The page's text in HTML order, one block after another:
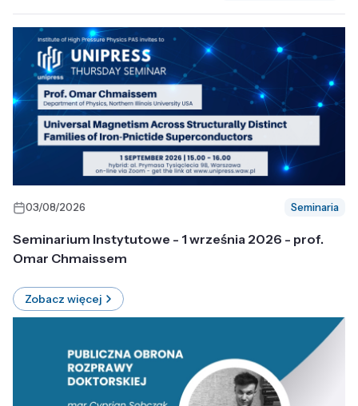
03/08/2026 Seminaria
Seminarium Instytutowe - 1 września 2026 - prof.
Omar Chmaissem
Zobacz więcej